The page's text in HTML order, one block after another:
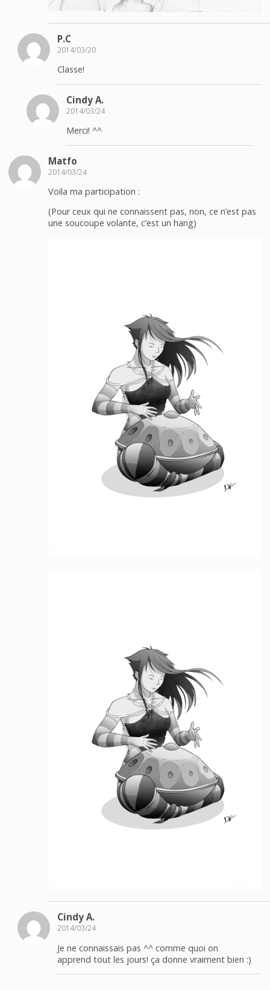
P.C
2014/03/20
Classe!
Cindy A.
2014/03/24
Merci! ^^
Matfo
2014/03/24
Voila ma participation :
(Pour ceux qui ne connaissent pas, non, ce n’est pas
une soucoupe volante, c’est un hang)
Cindy A.
2014/03/24
Je ne connaissais pas ^^ comme quoi on
apprend tout les jours! ça donne vraiment bien :)